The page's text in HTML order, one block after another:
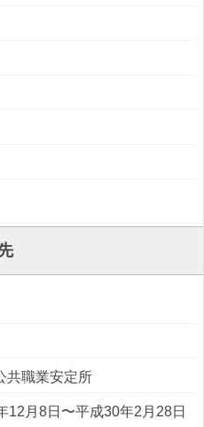
共職業安定所
12月8日〜平成30年2月28日